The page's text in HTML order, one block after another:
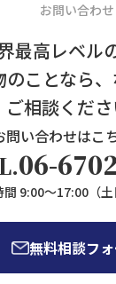
お問い合わせ
最高レベル
のことなら
ご相談くださ
問い合わせはこ
06-
間 9:00～17:00（土
無料相談フ